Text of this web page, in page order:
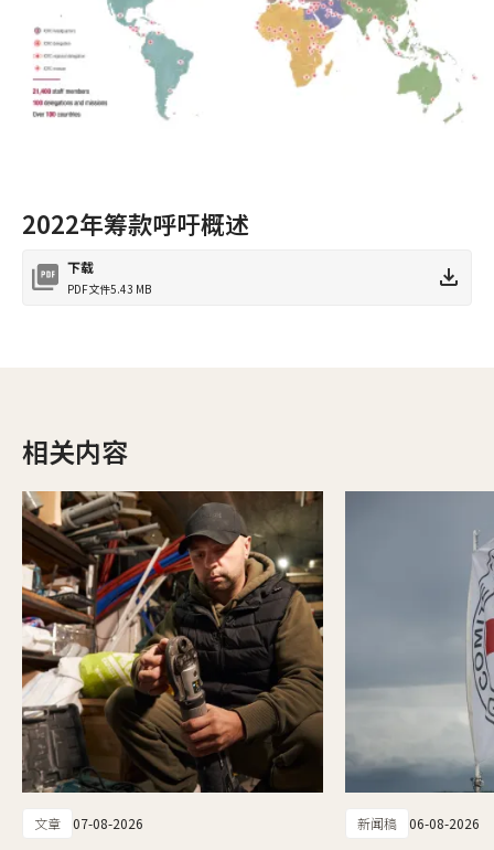
2022年筹款呼吁概述
下载
PDF文件5.43 MB
相关内容
文章 07-08-2026 新闻稿 06-08-2026